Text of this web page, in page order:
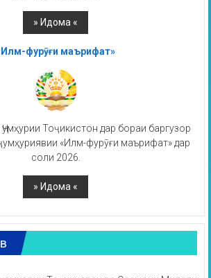
фурӯғи маърифат»
Тоҷикистон дар бораи баргузор
«Илм-фурӯғи маърифат» дар
соли 2026.